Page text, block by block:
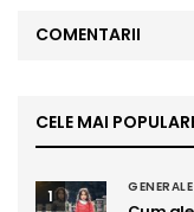
COMENTARII
CELE MAI
1 GENERALE